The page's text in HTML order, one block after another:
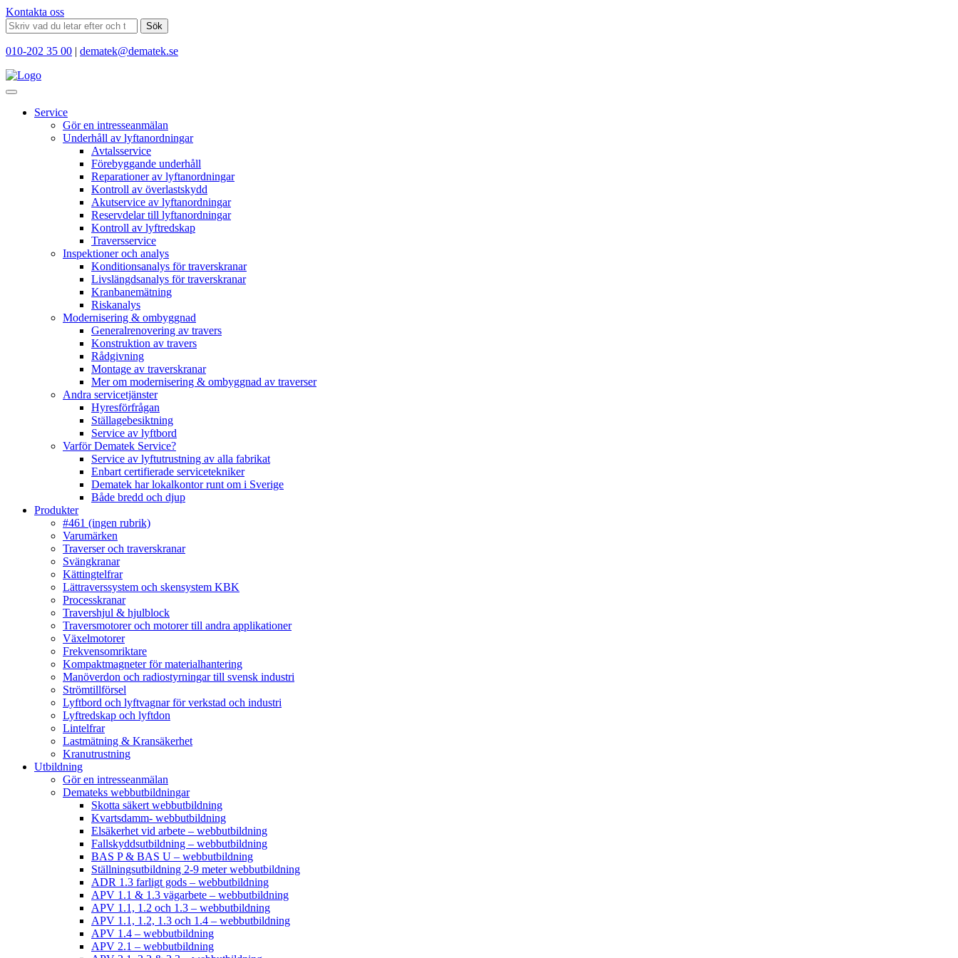
Kontakta oss
Sök
010-202 35 00 | dematek@dematek.se
Service
Gör en intresseanmälan
Underhåll av lyftanordningar
Avtalsservice
Förebyggande underhåll
Reparationer av lyftanordningar
Kontroll av överlastskydd
Akutservice av lyftanordningar
Reservdelar till lyftanordningar
Kontroll av lyftredskap
Traversservice
Inspektioner och analys
Konditionsanalys för traverskranar
Livslängdsanalys för traverskranar
Kranbanemätning
Riskanalys
Modernisering & ombyggnad
Generalrenovering av travers
Konstruktion av travers
Rådgivning
Montage av traverskranar
Mer om modernisering & ombyggnad av traverser
Andra servicetjänster
Hyresförfrågan
Ställagebesiktning
Service av lyftbord
Varför Dematek Service?
Service av lyftutrustning av alla fabrikat
Enbart certifierade servicetekniker
Dematek har lokalkontor runt om i Sverige
Både bredd och djup
Produkter
#461 (ingen rubrik)
Varumärken
Traverser och traverskranar
Svängkranar
Kättingtelfrar
Lättraverssystem och skensystem KBK
Processkranar
Travershjul & hjulblock
Traversmotorer och motorer till andra applikationer
Växelmotorer
Frekvensomriktare
Kompaktmagneter för materialhantering
Manöverdon och radiostyrningar till svensk industri
Strömtillförsel
Lyftbord och lyftvagnar för verkstad och industri
Lyftredskap och lyftdon
Lintelfrar
Lastmätning & Kransäkerhet
Kranutrustning
Utbildning
Gör en intresseanmälan
Demateks webbutbildningar
Skotta säkert webbutbildning
Kvartsdamm- webbutbildning
Elsäkerhet vid arbete – webbutbildning
Fallskyddsutbildning – webbutbildning
BAS P & BAS U – webbutbildning
Ställningsutbildning 2-9 meter webbutbildning
ADR 1.3 farligt gods – webbutbildning
APV 1.1 & 1.3 vägarbete – webbutbildning
APV 1.1, 1.2 och 1.3 – webbutbildning
APV 1.1, 1.2, 1.3 och 1.4 – webbutbildning
APV 1.4 – webbutbildning
APV 2.1 – webbutbildning